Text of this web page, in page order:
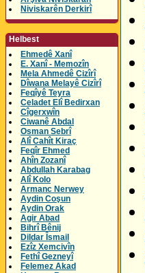
Niviskarên Derkirî
Helbest
Ehmedê Xanî
E. Xanî - Memozîn
Mela Ahmedê Cizîrî
Dîwana Melayê Cizîrî
Feqîyê Teyra
Celadet Elî Bedirxan
Cîgerxwîn
Ciwanê Abdal
Osman Sebrî
Alî Cahît Kiraç
Feqîr Ehmed
Ahîn Zozanî
Abdullah Karabag
Alî Kolo
Armanc Nerwey
Aydin Coşun
Aydin Orak
Agir Abad
Bihrî Bênij
Dildar Îsmail
Ezîz Xemcivîn
Fethî Gezneyî
Felemez Akad